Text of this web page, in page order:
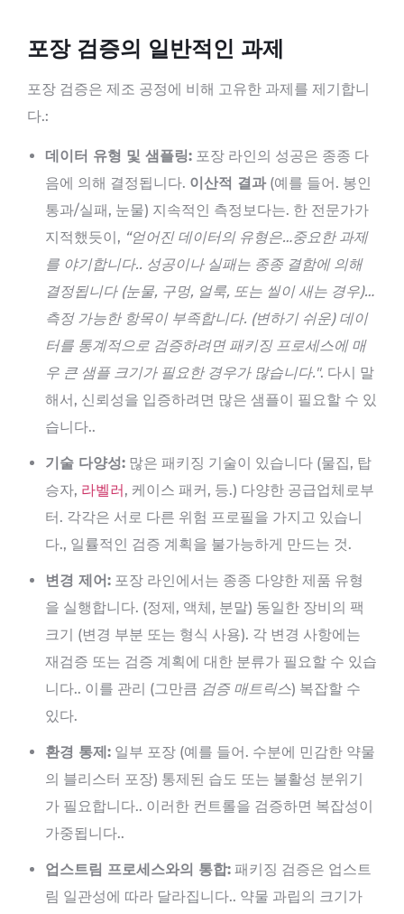
포장 검증의 일반적인 과제
포장 검증은 제조 공정에 비해 고유한 과제를 제기합니
다.:
데이터 유형 및 샘플링: 포장 라인의 성공은 종종 다
음에 의해 결정됩니다. 이산적 결과(예를 들어. 봉인
통과/실패, 눈물) 지속적인 측정보다는. 한 전문가가
지적했듯이, “얻어진 데이터의 유형은…중요한 과제
를 야기합니다.. 성공이나 실패는 종종 결함에 의해
결정됩니다 (눈물, 구멍, 얼룩, 또는 씰이 새는 경우)…
측정 가능한 항목이 부족합니다. (변하기 쉬운) 데이
터를 통계적으로 검증하려면 패키징 프로세스에 매
우 큰 샘플 크기가 필요한 경우가 많습니다.". 다시 말
해서, 신뢰성을 입증하려면 많은 샘플이 필요할 수 있
습니다..
기술 다양성: 많은 패키징 기술이 있습니다 (물집, 탑
승자, 라벨러 , 케이스 패커, 등.) 다양한 공급업체로부
터. 각각은 서로 다른 위험 프로필을 가지고 있습니
다., 일률적인 검증 계획을 불가능하게 만드는 것.
변경 제어: 포장 라인에서는 종종 다양한 제품 유형
을 실행합니다. (정제, 액체, 분말) 동일한 장비의 팩
크기 (변경 부분 또는 형식 사용). 각 변경 사항에는
재검증 또는 검증 계획에 대한 분류가 필요할 수 있습
니다.. 이를 관리 (그만큼 검증 매트릭스) 복잡할 수
있다.
환경 통제: 일부 포장 (예를 들어. 수분에 민감한 약물
의 블리스터 포장) 통제된 습도 또는 불활성 분위기
가 필요합니다.. 이러한 컨트롤을 검증하면 복잡성이
가중됩니다..
업스트림 프로세스와의 통합: 패키징 검증은 업스트
림 일관성에 따라 달라집니다.. 약물 과립의 크기가